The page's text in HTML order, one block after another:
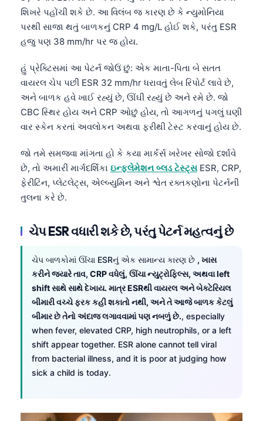
શિખરે પહોંચી શકે છે. આ વિલંબ જ કારણ છે કે ન્યુમોનિયા
પરથી સાજા થતું બાળકનું CRP 4 mg/L હોઈ શકે, પરંતુ ESR
હજુ પણ 38 mm/hr પર જ હોય.
હું પ્રેક્ટિસમાં આ પેટર્ન જોઉં છું: એક માતા-પિતા બે સતત
વાયરલ ચેપ પછી ESR 32 mm/hr ધરાવતું લેબ રિપોર્ટ લાવે છે,
અને બાળક હવે ખાઈ રહ્યું છે, ઊંઘી રહ્યું છે અને રમે છે. જો
CBC સ્થિર હોય અને CRP ઓછું હોય, તો આગળનું પગલું ઘણી
વાર સ્કેન કરતાં અવલોકન અથવા ફરીથી ટેસ્ટ કરવાનું હોય છે.
જો તમે સમજવા માંગતા હો કે કયા માર્કર્સ ખરેખર સોજો દર્શાવે
છે, તો અમારી માર્ગદર્શિકા ઇન્ફ્લેમેશન બ્લડ ટેસ્ટ્સESR, CRP,
ફેરીટિન, પ્લેટલેટ્સ, એલ્બ્યુમિન અને શ્વેત રક્તકણોના પેટર્નની
તુલના કરે છે.
ચેપ ESR વધારી શકે છે, પરંતુ પેટર્ન મહત્વનું છે
ચેપ બાળકોમાં ઊંચા ESRનું એક સામાન્ય કારણ છે , ખાસ
કરીને જ્યારે તાવ, CRP વધેલું, ઊંચા ન્યુટ્રોફિલ્સ, અથવા left
shift સાથે સાથે દેખાય. માત્ર ESRથી વાયરલ અને બેક્ટેરિયલ
બીમારી વચ્ચે ફરક કહી શકાતો નથી, અને તે આજે બાળક કેટલું
બીમાર છે તેનો અંદાજ લગાવવામાં પણ નબળું છે., especially
when fever, elevated CRP, high neutrophils, or a left
shift appear together. ESR alone cannot tell viral
from bacterial illness, and it is poor at judging how
sick a child is today.